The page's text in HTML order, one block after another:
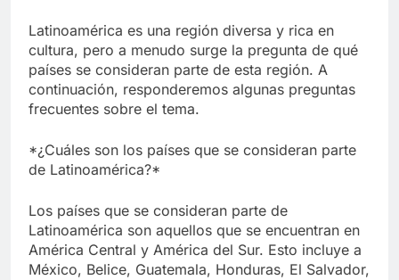
Latinoamérica es una región diversa y rica en
cultura, pero a menudo surge la pregunta de qué
países se consideran parte de esta región. A
continuación, responderemos algunas preguntas
frecuentes sobre el tema.
*¿Cuáles son los países que se consideran parte
de Latinoamérica?*
Los países que se consideran parte de
Latinoamérica son aquellos que se encuentran en
América Central y América del Sur. Esto incluye a
México, Belice, Guatemala, Honduras, El Salvador,